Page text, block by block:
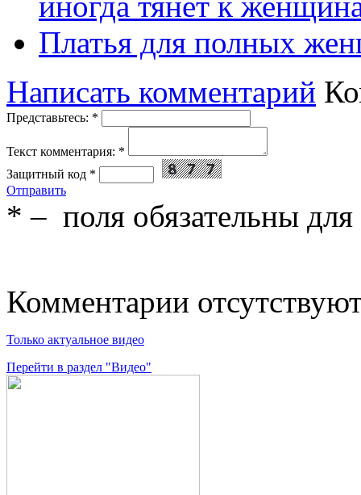
Платья для полных
Написать комментарий
Представьтесь: *
Текст комментария: *
Защитный код *
Отправить
* – поля обязательны для
Комментарии
Только актуальное видео
Перейти в раздел "Видео"